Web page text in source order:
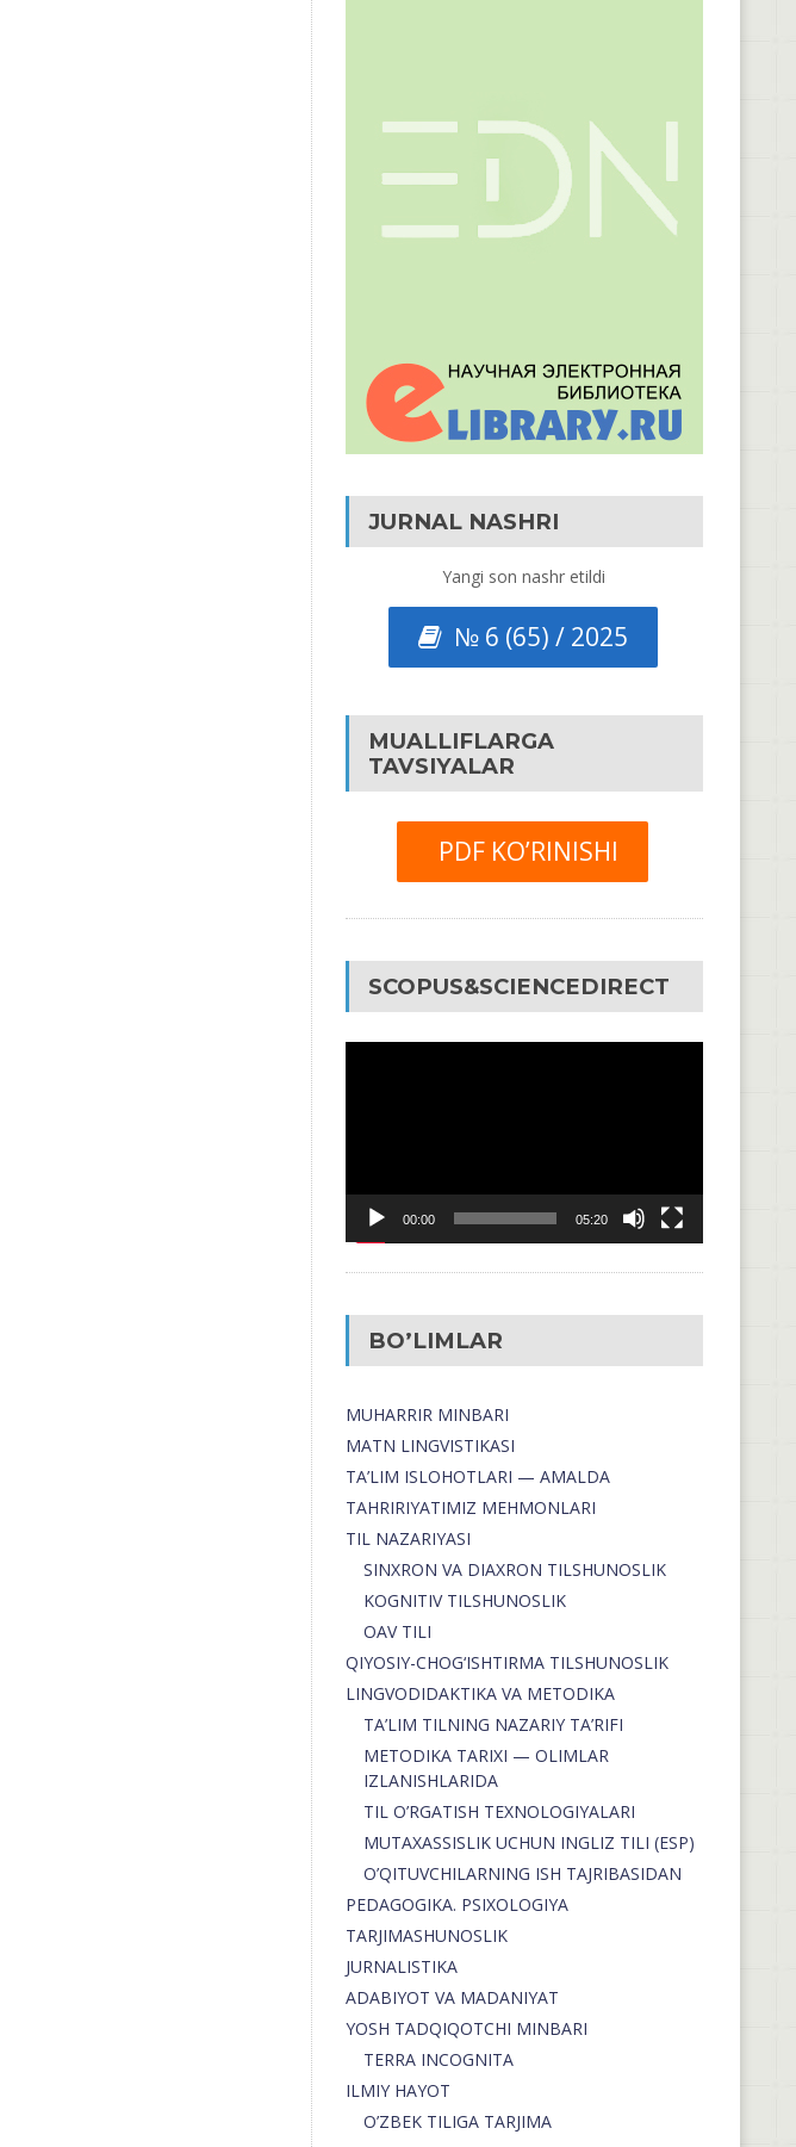
JURNAL NASHRI
Yangi son nashr etildi
№ 6 (65) / 2025
MUALLIFLARGA
TAVSIYALAR
PDF KO’RINISHI
SCOPUS&SCIENCEDIRECT
00:00 05:20
BO’LIMLAR
MUHARRIR MINBARI
MATN LINGVISTIKASI
TA’LIM ISLOHOTLARI — AMALDA
TAHRIRIYATIMIZ MEHMONLARI
TIL NAZARIYASI
SINXRON VA DIAXRON TILSHUNOSLIK
KOGNITIV TILSHUNOSLIK
OAV TILI
QIYOSIY-CHOG‘ISHTIRMA TILSHUNOSLIK
LINGVODIDAKTIKA VA METODIKA
TA’LIM TILNING NAZARIY TA’RIFI
METODIKA TARIXI — OLIMLAR
IZLANISHLARIDA
TIL O’RGATISH TEXNOLOGIYALARI
MUTAXASSISLIK UCHUN INGLIZ TILI (ESP)
O’QITUVCHILARNING ISH TAJRIBASIDAN
PEDAGOGIKA. PSIXOLOGIYA
TARJIMASHUNOSLIK
JURNALISTIKA
ADABIYOT VA MADANIYAT
YOSH TADQIQOTCHI MINBARI
TERRA INCOGNITA
ILMIY HAYOT
O’ZBEK TILIGA TARJIMA